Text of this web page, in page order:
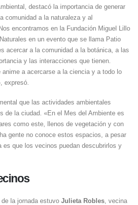
destacó la importancia de generar
comunidad a la naturaleza y al
encontramos en la Fundación Miguel Lillo
en un evento que se llama Patio
acercar a la comunidad a la botánica, a las
y las interacciones que tienen.
anime a acercarse a la ciencia y a todo lo
expresó.
que las actividades ambientales
de la ciudad. «En el Mes del Ambiente es
como este, llenos de vegetación y con
gente no conoce estos espacios, a pesar
es que los vecinos puedan descubrirlos y
la jornada estuvo Julieta Robles , vecina